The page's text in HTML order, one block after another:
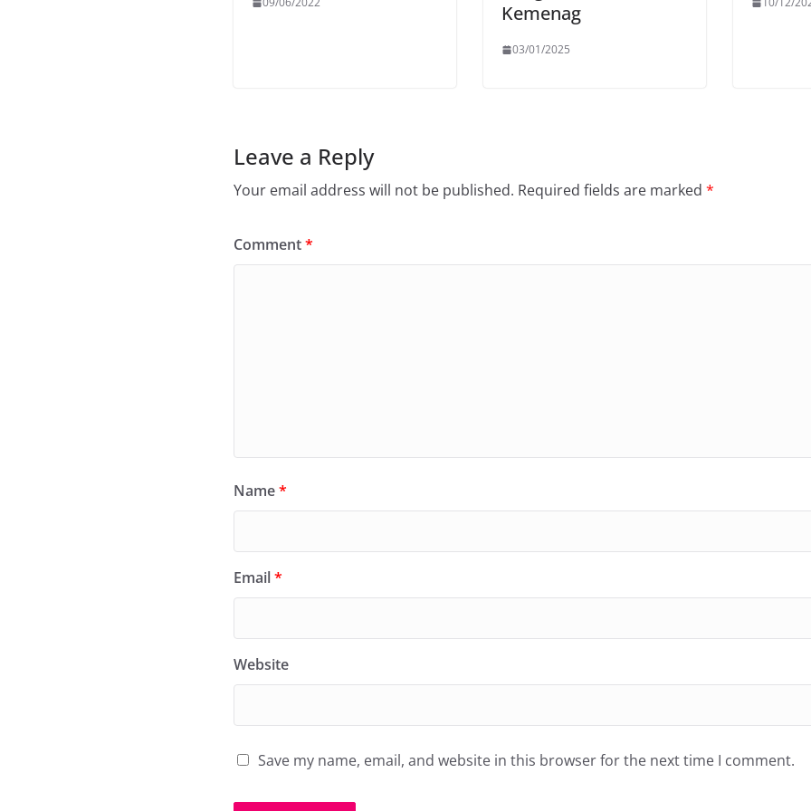
Kemenag
03/01/2025
Leave a Reply
Your email address will not be published. Required fields are marked *
Comment*
Name*
Email*
Website
Save my name, email, and website in this browser for the next time I comment.